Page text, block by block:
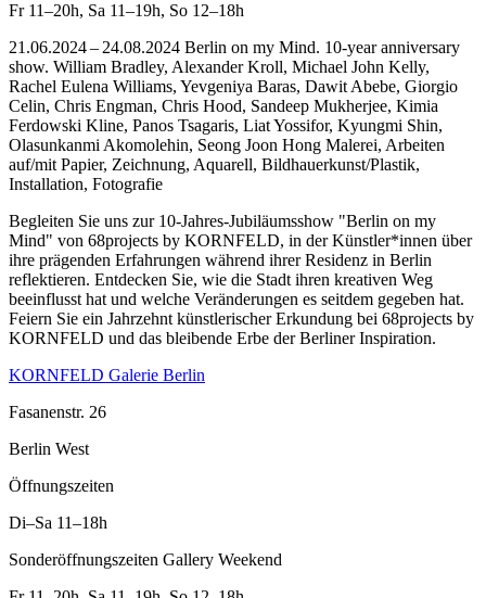
Fr 11–20h, Sa 11–19h, So 12–18h
21.06.2024 – 24.08.2024 Berlin on my Mind. 10-year anniversary
show. William Bradley, Alexander Kroll, Michael John Kelly,
Rachel Eulena Williams, Yevgeniya Baras, Dawit Abebe, Giorgio
Celin, Chris Engman, Chris Hood, Sandeep Mukherjee, Kimia
Ferdowski Kline, Panos Tsagaris, Liat Yossifor, Kyungmi Shin,
Olasunkanmi Akomolehin, Seong Joon Hong Malerei, Arbeiten
auf/mit Papier, Zeichnung, Aquarell, Bildhauerkunst/Plastik,
Installation, Fotografie
Begleiten Sie uns zur 10-Jahres-Jubiläumsshow "Berlin on my
Mind" von 68projects by KORNFELD, in der Künstler*innen über
ihre prägenden Erfahrungen während ihrer Residenz in Berlin
reflektieren. Entdecken Sie, wie die Stadt ihren kreativen Weg
beeinflusst hat und welche Veränderungen es seitdem gegeben hat.
Feiern Sie ein Jahrzehnt künstlerischer Erkundung bei 68projects by
KORNFELD und das bleibende Erbe der Berliner Inspiration.
KORNFELD Galerie Berlin
Fasanenstr. 26
Berlin West
Öffnungszeiten
Di–Sa 11–18h
Sonderöffnungszeiten Gallery Weekend